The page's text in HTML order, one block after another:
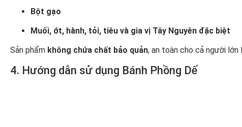
Bột gạo
Muối, ớt, hành, tỏi, tiêu và gia vị Tây Nguyên đặc biệt
Sản phẩm không chứa chất bảo quản, an toàn cho cả người
4. Hướng dẫn sử dụng Bánh Phồng Dế